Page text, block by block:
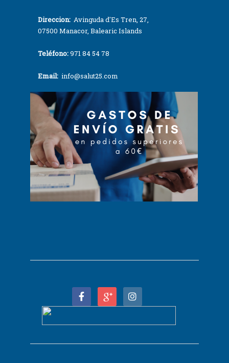
Direccion: Avinguda d'Es Tren, 27,
07500 Manacor, Balearic Islands
Teléfono:971 84 54 78
Email: info@salut25.com